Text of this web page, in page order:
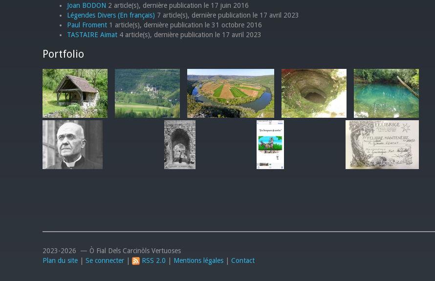
Joan BODON 2 article(s), dernière publication le 17 juin 2016
Légendes Divers (En français) 7 article(s), dernière publication le 17 avril 2023
Paul Froment 1 article(s), dernière publication le 31 octobre 2016
TASTAIRE Aimat 4 article(s), dernière publication le 17 avril 2023
Portfolio
2023-2026 — Ò Fial Dels Carcinòls Vertuoses
Plan du site | Se connecter | RSS 2.0 | Mentions légales | Contact